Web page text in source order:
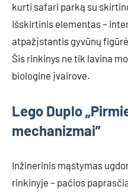
kurti safari parką su
Išskirtinis elementas –
atpažįstantis gyvūnų
Šis rinkinys ne tik lavina
biologine įvairove.
Lego Duplo
mechanizmai”
Inžinerinis mąstymas
rinkinyje – pačios